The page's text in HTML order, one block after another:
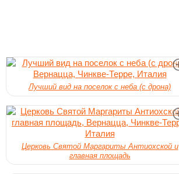
Лучший вид на поселок с неба (с дрона)
Церковь Святой Маргариты Антиохской и
главная площадь